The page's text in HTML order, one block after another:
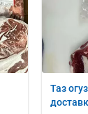
Таз